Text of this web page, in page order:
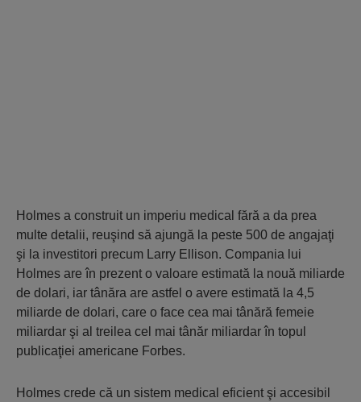
Holmes a construit un imperiu medical fără a da prea
multe detalii, reuşind să ajungă la peste 500 de angajaţi
şi la investitori precum Larry Ellison. Compania lui
Holmes are în prezent o valoare estimată la nouă miliarde
de dolari, iar tânăra are astfel o avere estimată la 4,5
miliarde de dolari, care o face cea mai tânără femeie
miliardar şi al treilea cel mai tânăr miliardar în topul
publicaţiei americane Forbes.
Holmes crede că un sistem medical eficient şi accesibil